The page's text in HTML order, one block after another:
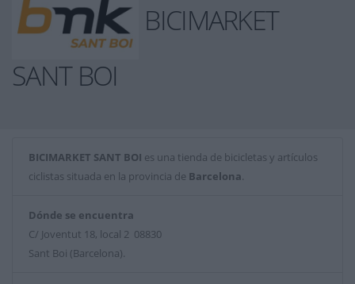
BICIMARKET
SANT BOI
BICIMARKET SANT BOI es una tienda de bicicletas y artículos
ciclistas situada en la provincia de Barcelona.
Dónde se encuentra
C/ Joventut 18, local 2 08830
Sant Boi (Barcelona).